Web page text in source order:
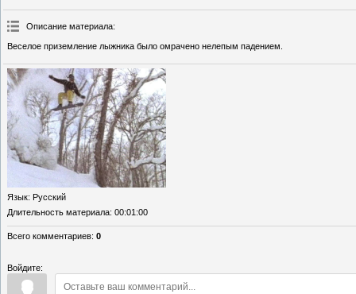
Описание материала:
Веселое приземление лыжника было омрачено нелепым падением.
Язык: Русский
Длительность материала: 00:01:00
Всего комментариев: 0
Войдите: